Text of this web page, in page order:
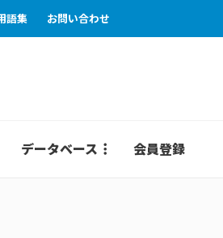
語集 お問い合わせ
データベース 会員登録